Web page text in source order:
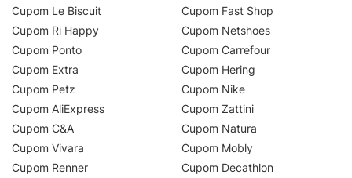
Cupom Le Biscuit
Cupom Ri Happy
Cupom Ponto
Cupom Extra
Cupom Petz
Cupom AliExpress
Cupom C&A
Cupom Vivara
Cupom Renner
Cupom Fast Shop
Cupom Netshoes
Cupom Carrefour
Cupom Hering
Cupom Nike
Cupom Zattini
Cupom Natura
Cupom Mobly
Cupom Decathlon